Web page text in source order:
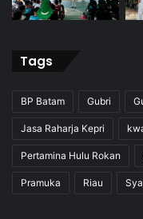
Tags
BP Batam Gubri
Jasa Raharja Kepri
Pertamina Hulu Rokan
Pramuka Riau